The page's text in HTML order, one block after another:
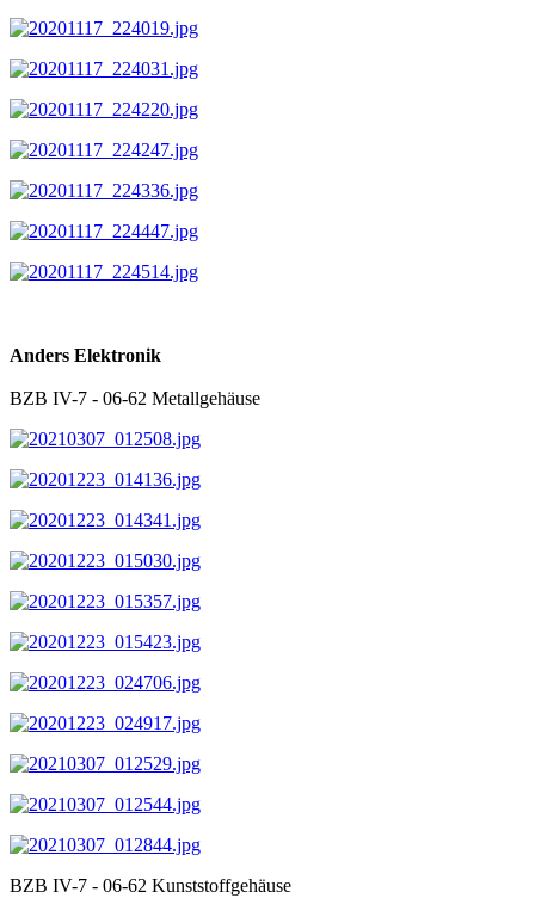
Anders Elektronik
BZB IV-7 - 06-62 Metallgehäuse
BZB IV-7 - 06-62 Kunststoffgehäuse